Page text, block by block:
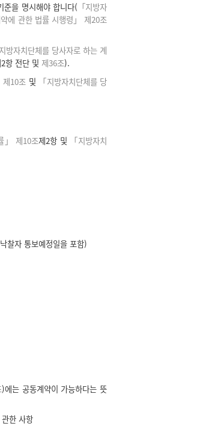
준을 명시해야 합니다( 「지방자
에 관한 법률 시행령」 제20조
지방자치단체를 당사자로 하는 계
항 전단 및 제36조).
제10조 및
「지방자치단체를 당
」 제10조제2항 및
「지방자치
찰자 통보예정일을 포함)
)에는 공동계약이 가능하다는 뜻
한 사항